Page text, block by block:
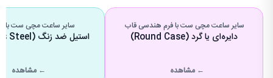
سایر ساعت مچی ست با فرم هندسی قاب
دایره‌ای یا گرد (Round Case)
← مشاهده
سایر ساعت مچی ست با
استیل ضد زنگ (Stainless Steel)
← مشاهده